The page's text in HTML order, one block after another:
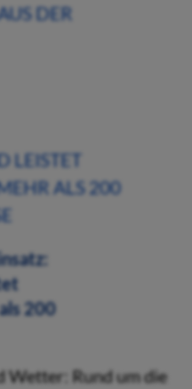
DER
LEISTET
ALS 200
Wetter: Rund um die